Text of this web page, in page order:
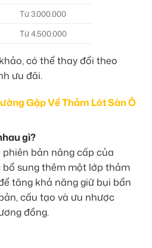
Từ 3.000.000
Từ 4.500.000
có thể thay đổi theo
ưu đãi.
Gặp Về Thảm Lót Sàn Ô
gì?
bản nâng cấp của
sung thêm một lớp thảm
tăng khả năng giữ bụi bẩn
cấu tạo và ưu nhược
đồng.